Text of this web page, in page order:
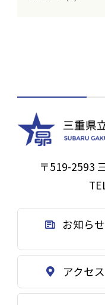
〒519-2593
お知らせ
アクセス